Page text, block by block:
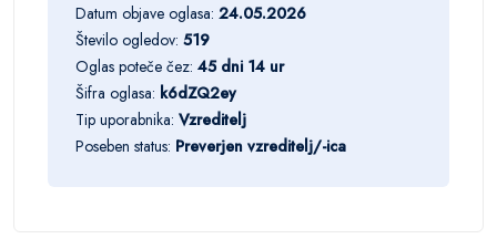
Datum objave oglasa: 24.05.2026
Število ogledov: 519
Oglas poteče čez: 45 dni 14 ur
Šifra oglasa: k6dZQ2ey
Tip uporabnika: Vzreditelj
Poseben status: Preverjen vzreditelj/-ica